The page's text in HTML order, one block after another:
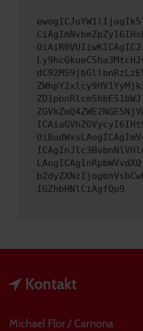
IGZhbHNlCiAgfQp9
Kontakt
Michael Flor / Carnona